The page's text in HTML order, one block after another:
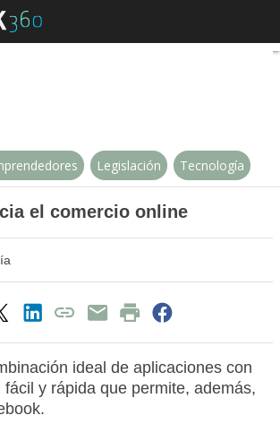
Strato potencia el comercio
Legislación Tecnología
el comercio online
ideal de aplicaciones con
fácil y rápida que permite, además,